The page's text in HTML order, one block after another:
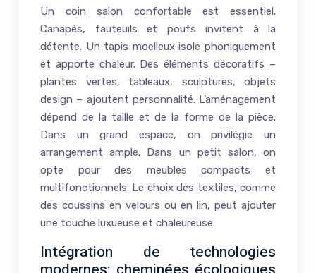
Un coin salon confortable est essentiel.
Canapés, fauteuils et poufs invitent à la
détente. Un tapis moelleux isole phoniquement
et apporte chaleur. Des éléments décoratifs –
plantes vertes, tableaux, sculptures, objets
design – ajoutent personnalité. L’aménagement
dépend de la taille et de la forme de la pièce.
Dans un grand espace, on privilégie un
arrangement ample. Dans un petit salon, on
opte pour des meubles compacts et
multifonctionnels. Le choix des textiles, comme
des coussins en velours ou en lin, peut ajouter
une touche luxueuse et chaleureuse.
Intégration de technologies